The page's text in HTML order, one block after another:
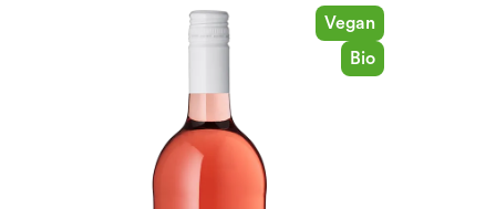
Vegan
Bio